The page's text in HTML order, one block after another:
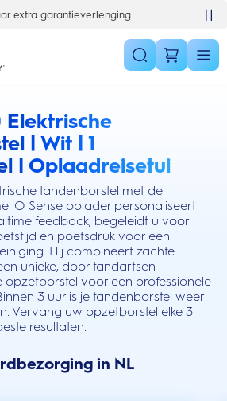
extra garantieverlenging
Elektrische
| Wit | 1
| Oplaadreisetui
tandenborstel met de
iO Sense oplader personaliseert
feedback, begeleidt u voor
en poetsdruk voor een
Hij combineert zachte
unieke, door tandartsen
opzetborstel voor een professionele
3 uur is je tandenborstel weer
Vervang uw opzetborstel elke 3
resultaten.
section
in NL